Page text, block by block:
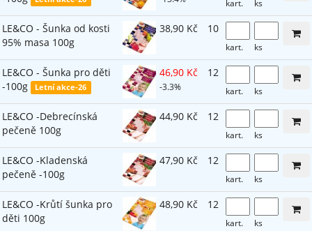
kart. ks
LE&CO - Šunka od kosti
95% masa 100g
38,90 Kč 10
kart. ks
LE&CO - Šunka pro děti
-100g
Letní akce-26
46,90 Kč
-3.3%
12
kart. ks
LE&CO -Debrecínská
pečeně 100g
44,90 Kč 12
kart. ks
LE&CO -Kladenská
pečeně -100g
47,90 Kč 12
kart. ks
LE&CO -Krůtí šunka pro
děti 100g
48,90 Kč 12
kart. ks